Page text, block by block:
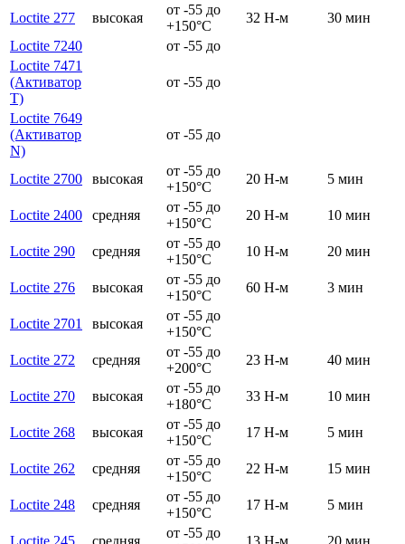
Loctite 277 высокая
от -55 до
+150°C
32 Н-м
30 мин
Loctite 7240
от -55 до
Loctite 7471
(Активатор
T)
от -55 до
Loctite 7649
(Активатор
N)
от -55 до
Loctite 2700 высокая
от -55 до
+150°C
20 Н-м 5 мин
Loctite 2400 средняя
от -55 до
+150°C
20 Н-м 10 мин
Loctite 290 средняя
от -55 до
+150°C
10 Н-м 20 мин
Loctite 276 высокая
от -55 до
+150°C
60 Н-м 3 мин
Loctite 2701 высокая
от -55 до
+150°C
Loctite 272
средняя
от -55 до
+200°C
23 Н-м 40 мин
Loctite 270 высокая
от -55 до
+180°C
33 Н-м 10 мин
Loctite 268 высокая
от -55 до
+150°C
17 Н-м 5 мин
Loctite 262 средняя
от -55 до
+150°C
22 Н-м 15 мин
Loctite 248 средняя
от -55 до
+150°C
17 Н-м 5 мин
Loctite 245 средняя
от -55 до
13 Н-м 20 мин